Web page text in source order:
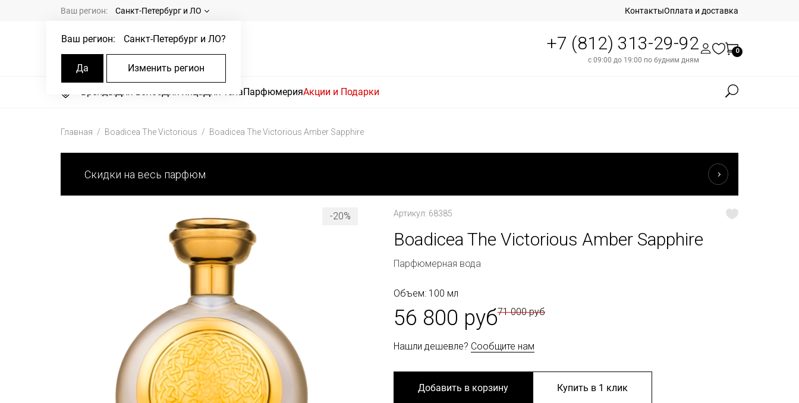
Ваш регион: Санкт-Петербург и ЛО
Ваш регион: Санкт-Петербург и ЛО?
Да Изменить регион
КонтактыОплата и доставка
+7 (812) 313-29-92
с 09:00 до 19:00 по будним дням
0
БрендыДля волосДля лицаДля телаПарфюмерияАкции и Подарки
Главная Boadicea The Victorious Boadicea The Victorious Amber Sapphire
Скидки на весь парфюм
-20% Артикул: 68385
Boadicea The Victorious Amber Sapphire
Парфюмерная вода
Объем: 100 мл
56 800 руб71 000 руб
Нашли дешевле? Сообщите нам
Добавить в корзину Купить в 1 клик